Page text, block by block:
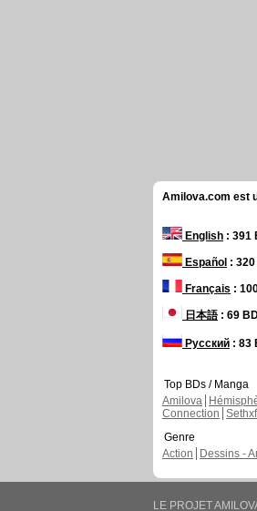
Amilova.com est
English : 391
Español :
Français :
日本語: 69
Русский : 83
Top BDs / Manga
Amilova
Connection
Genre
Action
Dessins -
LE PROJET